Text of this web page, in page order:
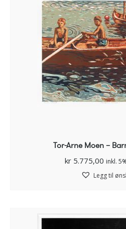
Tor-Arne Moen –
kr 5.775,00 inkl.
Legg til